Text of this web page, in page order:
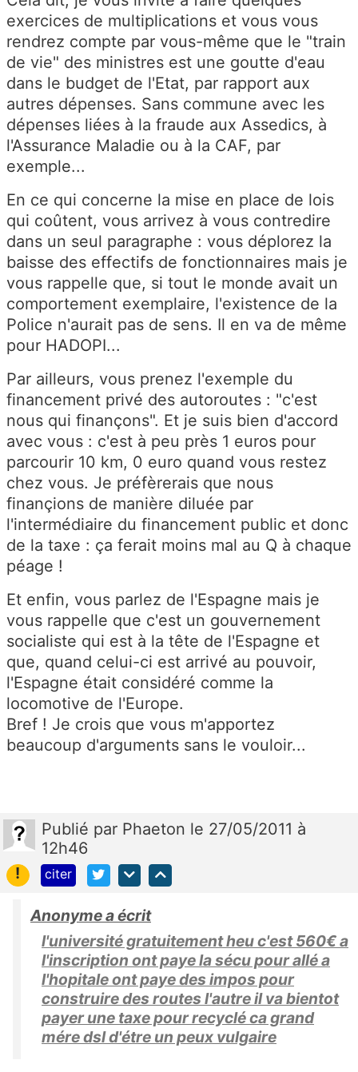
exercices de multiplications et vous vous
rendrez compte par vous-même que le "train
de vie" des ministres est une goutte d'eau
dans le budget de l'Etat, par rapport aux
autres dépenses. Sans commune avec les
dépenses liées à la fraude aux Assedics, à
l'Assurance Maladie ou à la CAF, par
exemple...
En ce qui concerne la mise en place de lois
qui coûtent, vous arrivez à vous contredire
dans un seul paragraphe : vous déplorez la
baisse des effectifs de fonctionnaires mais je
vous rappelle que, si tout le monde avait un
comportement exemplaire, l'existence de la
Police n'aurait pas de sens. Il en va de même
pour HADOPI...
Par ailleurs, vous prenez l'exemple du
financement privé des autoroutes : "c'est
nous qui finançons". Et je suis bien d'accord
avec vous : c'est à peu près 1 euros pour
parcourir 10 km, 0 euro quand vous restez
chez vous. Je préfèrerais que nous
finançions de manière diluée par
l'intermédiaire du financement public et donc
de la taxe : ça ferait moins mal au Q à chaque
péage !
Et enfin, vous parlez de l'Espagne mais je
vous rappelle que c'est un gouvernement
socialiste qui est à la tête de l'Espagne et
que, quand celui-ci est arrivé au pouvoir,
l'Espagne était considéré comme la
locomotive de l'Europe.
Bref ! Je crois que vous m'apportez
beaucoup d'arguments sans le vouloir...
Publié par Phaeton le 27/05/2011 à
12h46
!
citer
Anonyme a écrit
l'université gratuitement heu c'est 560€ a
l'inscription ont paye la sécu pour allé a
l'hopitale ont paye des impos pour
construire des routes l'autre il va bientot
payer une taxe pour recyclé ca grand
mére dsl d'étre un peux vulgaire